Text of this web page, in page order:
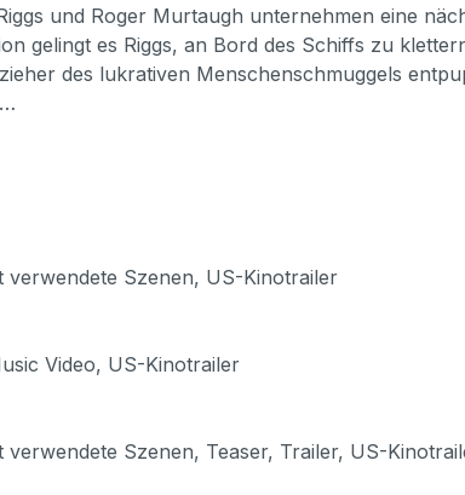
und Roger Murtaugh unternehmen eine
gelingt es Riggs, an Bord des Schiffs zu
des lukrativen Menschenschmuggels
Szenen, US-Kinotrailer
Video, US-Kinotrailer
Szenen, Teaser, Trailer, US-